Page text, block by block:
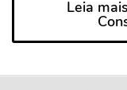
Leia